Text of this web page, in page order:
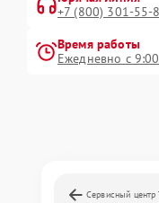
+7 (800) 301-55-
Время работы
Ежедневно с
Сервисный